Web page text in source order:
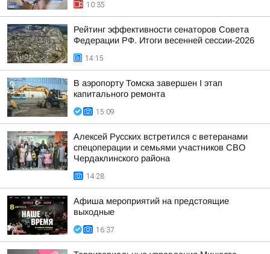
10:35
Рейтинг эффективности сенаторов Совета
Федерации РФ. Итоги весенней сессии-2026
14:15
В аэропорту Томска завершен I этап
капитального ремонта
15:09
Алексей Русских встретился с ветеранами
спецоперации и семьями участников СВО
Чердаклинского района
14:28
Афиша мероприятий на предстоящие
выходные
16:37